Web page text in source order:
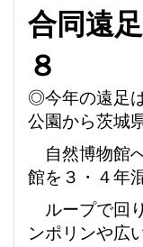
合同遠
８
◎今年の遠足
公園から茨城
自然博物館
館を ３・４年
ループで回
ンポリンや広